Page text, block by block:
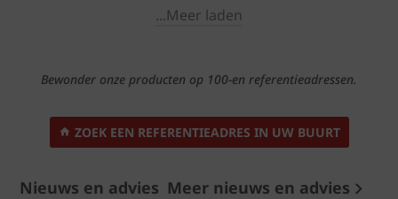
...Meer laden
Bewonder onze producten op 100-en referentieadressen.
ZOEK EEN REFERENTIEADRES IN UW BUURT
Nieuws en advies Meer nieuws en advies